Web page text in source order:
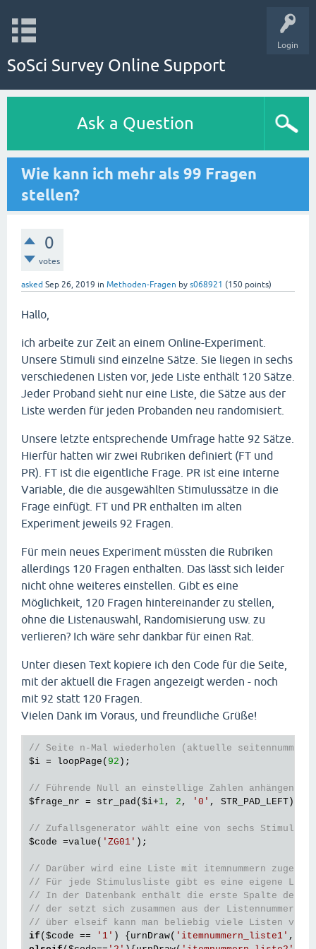
Login
SoSci Survey Online Support
Ask a Question
Wie kann ich mehr als 99 Fragen
stellen?
0
votes
asked Sep 26, 2019 in Methoden-Fragen by s068921 (150 points)
Hallo,
ich arbeite zur Zeit an einem Online-Experiment.
Unsere Stimuli sind einzelne Sätze. Sie liegen in sechs
verschiedenen Listen vor, jede Liste enthält 120 Sätze.
Jeder Proband sieht nur eine Liste, die Sätze aus der
Liste werden für jeden Probanden neu randomisiert.
Unsere letzte entsprechende Umfrage hatte 92 Sätze.
Hierfür hatten wir zwei Rubriken definiert (FT und
PR). FT ist die eigentliche Frage. PR ist eine interne
Variable, die die ausgewählten Stimulussätze in die
Frage einfügt. FT und PR enthalten im alten
Experiment jeweils 92 Fragen.
Für mein neues Experiment müssten die Rubriken
allerdings 120 Fragen enthalten. Das lässt sich leider
nicht ohne weiteres einstellen. Gibt es eine
Möglichkeit, 120 Fragen hintereinander zu stellen,
ohne die Listenauswahl, Randomisierung usw. zu
verlieren? Ich wäre sehr dankbar für einen Rat.
Unter diesen Text kopiere ich den Code für die Seite,
mit der aktuell die Fragen angezeigt werden - noch
mit 92 statt 120 Fragen.
Vielen Dank im Voraus, und freundliche Grüße!
// Seite n-Mal wiederholen (aktuelle seitennummer
$i = loopPage( 92 );
// Führende Null an einstellige Zahlen anhängen
$frage_nr = str_pad( $i+1, 2 , '0' , STR_PAD_LEFT);
// Zufallsgenerator wählt eine von sechs
$code =value( 'ZG01' );
// Darüber wird eine Liste mit itemnummern
// Für jede Stimulusliste gibt es eine eigene Liste
// In der Datenbank enthält die erste Spalte den
// der setzt sich zusammen aus der Listennummer
// über elseif kann man beliebig viele Listen
if ( $code == '1' ) {urnDraw( 'itemnummern_liste1' ,